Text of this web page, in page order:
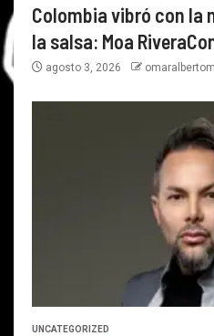
Colombia vibró con la
la salsa: Moa
agosto 3, 2026
UNCATEGORIZED